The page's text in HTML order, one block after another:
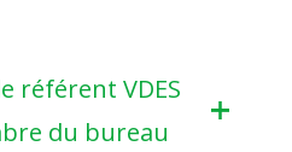
référent VDES
du bureau